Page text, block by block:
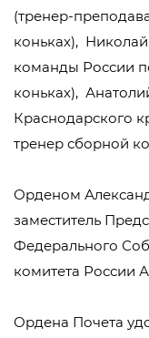
(тренер-
коньках),
команды России
коньках),
Краснодарского
тренер сборной
Орденом
заместитель
Федерального
комитета России
Ордена Почета